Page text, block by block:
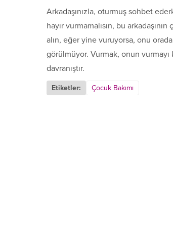
Arkadaşınızla, oturmuş sohbet
hayır vurmamalısın, bu
alın, eğer yine vuruyorsa, onu
görülmüyor. Vurmak, onun
davranıştır.
Etiketler: Çocuk Bakımı